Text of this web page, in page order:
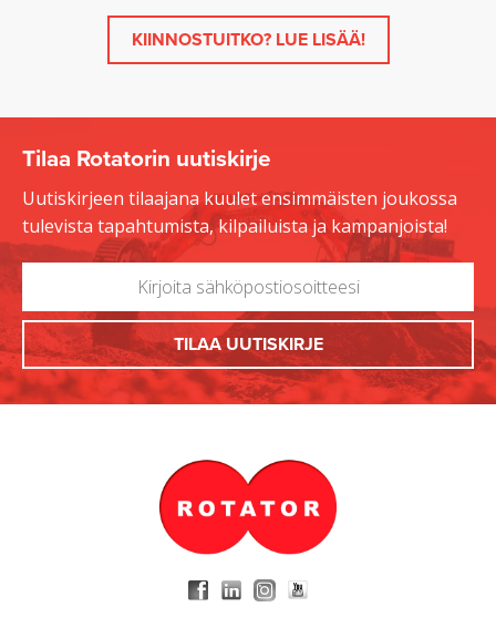
KIINNOSTUITKO? LUE LISÄÄ!
Tilaa Rotatorin uutiskirje
Uutiskirjeen tilaajana kuulet ensimmäisten joukossa
tulevista tapahtumista, kilpailuista ja kampanjoista!